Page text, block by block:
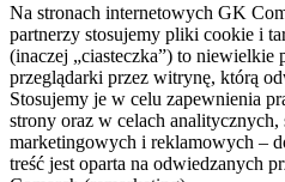
Na stronach internetowych GK
partnerzy stosujemy pliki cookie i
(inaczej „ciasteczka”) to niewielkie
przeglądarki przez witrynę, którą
Stosujemy je w celu zapewnienia
strony oraz w celach analitycznych,
marketingowych i reklamowych –
treść jest oparta na odwiedzanych